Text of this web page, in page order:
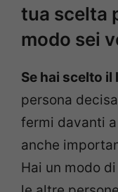
tua scelta
modo sei
Se hai scelto il
persona
fermi davanti
anche
Hai un modo